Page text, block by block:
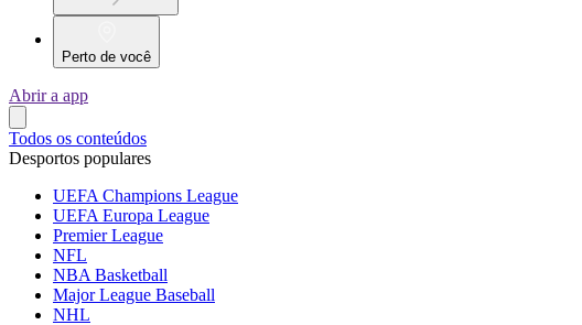
Perto de você
Abrir a app
Todos os conteúdos
Desportos populares
UEFA Champions League
UEFA Europa League
Premier League
NFL
NBA Basketball
Major League Baseball
NHL